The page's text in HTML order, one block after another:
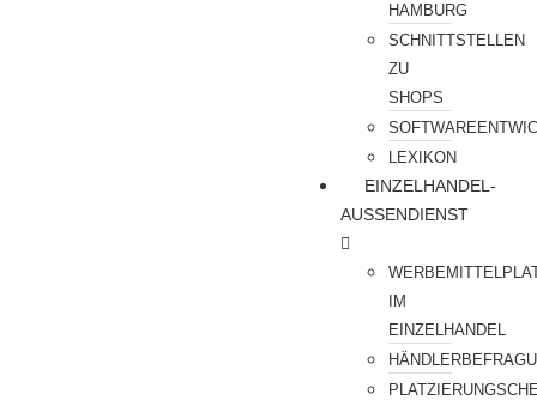
HAMBURG
SCHNITTSTELLEN
ZU
SHOPS
LEXIKON
EINZELHANDEL-
AUSSENDIENST
IM
EINZELHANDEL